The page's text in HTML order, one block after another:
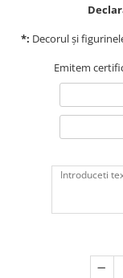
*: Decorul și
Emitem